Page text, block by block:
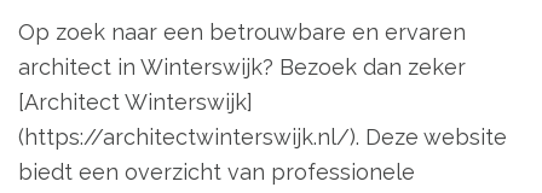
Op zoek naar een betrouwbare en ervaren
architect in Winterswijk? Bezoek dan zeker
[Architect Winterswijk]
(https://architectwinterswijk.nl/). Deze website
biedt een overzicht van professionele